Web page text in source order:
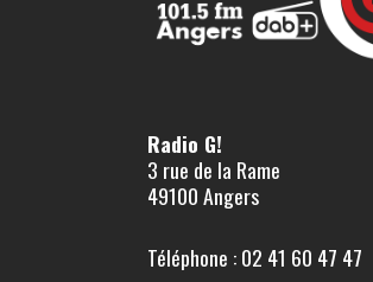
Radio G!
3 rue de la Rame
49100 Angers
Téléphone : 02 41 60 47 47